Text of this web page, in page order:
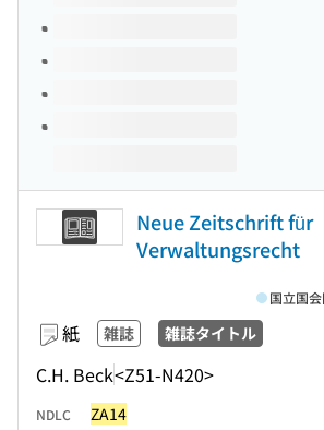
Neue Zeitschrift für
Verwaltungsrecht
紙 雑誌 雑誌タイトル
C.H. Beck<Z51-N420>
国立国
NDLC ZA14